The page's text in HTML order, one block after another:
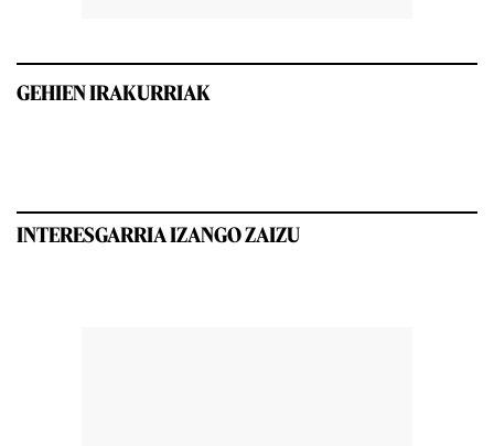
GEHIEN IRAKURRIAK
INTERESGARRIA IZANGO ZAIZU